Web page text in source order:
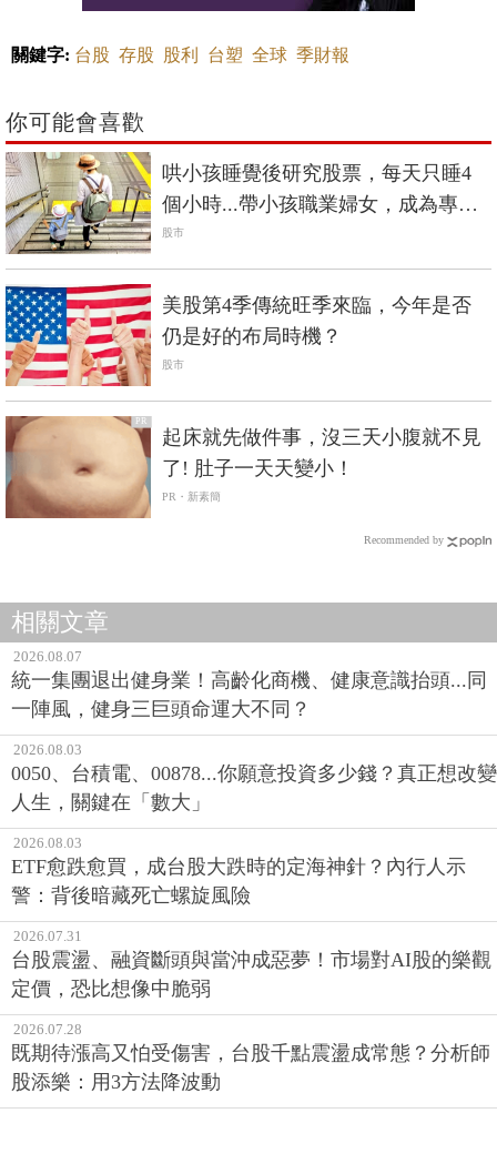
關鍵字: 台股 存股 股利 台塑 全球 季財報
你可能會喜歡
哄小孩睡覺後研究股票，每天只睡4
個小時...帶小孩職業婦女，成為專業
投資者
股市
美股第4季傳統旺季來臨，今年是否
仍是好的布局時機？
股市
PR
起床就先做件事，沒三天小腹就不見
了! 肚子一天天變小！
PR・新素簡
Recommended by
相關文章
2026.08.07
統一集團退出健身業！高齡化商機、健康意識抬頭...同
一陣風，健身三巨頭命運大不同？
2026.08.03
0050、台積電、00878...你願意投資多少錢？真正想改變
人生，關鍵在「數大」
2026.08.03
ETF愈跌愈買，成台股大跌時的定海神針？內行人示
警：背後暗藏死亡螺旋風險
2026.07.31
台股震盪、融資斷頭與當沖成惡夢！市場對AI股的樂觀
定價，恐比想像中脆弱
2026.07.28
既期待漲高又怕受傷害，台股千點震盪成常態？分析師
股添樂：用3方法降波動